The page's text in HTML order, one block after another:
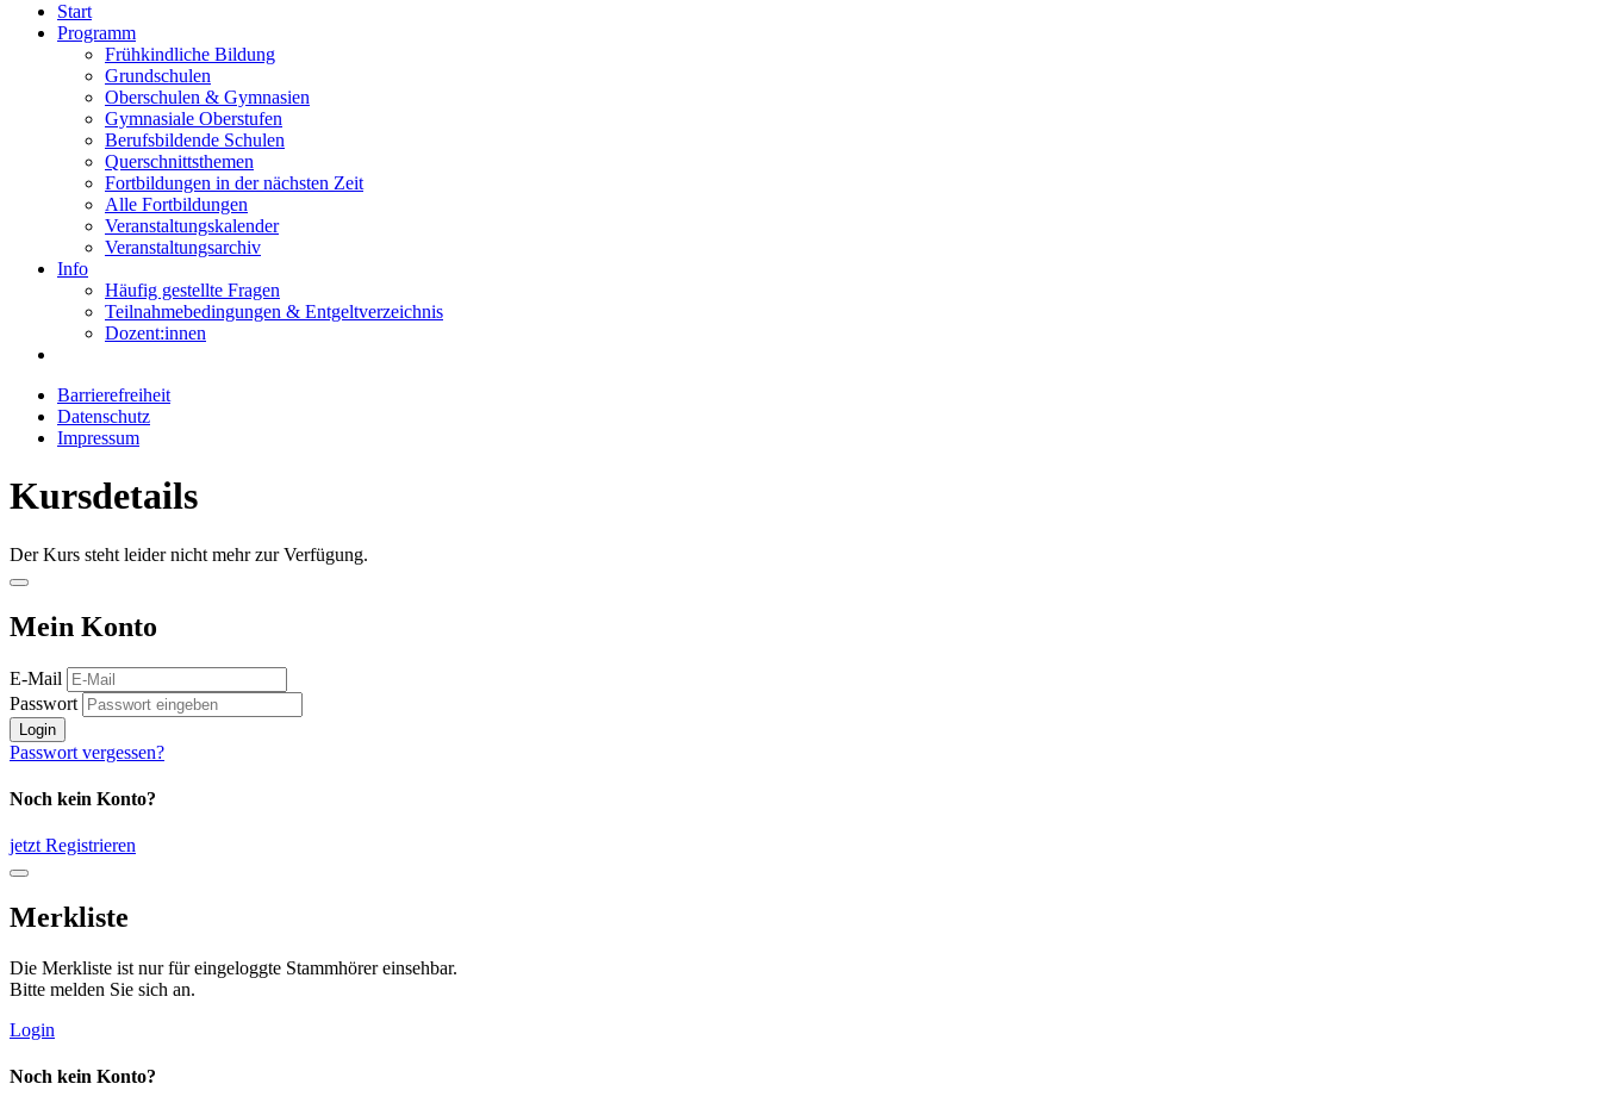
Start
Programm
Frühkindliche Bildung
Grundschulen
Oberschulen & Gymnasien
Gymnasiale Oberstufen
Berufsbildende Schulen
Querschnittsthemen
Fortbildungen in der nächsten Zeit
Alle Fortbildungen
Veranstaltungskalender
Veranstaltungsarchiv
Info
Häufig gestellte Fragen
Teilnahmebedingungen & Entgeltverzeichnis
Dozent:innen
Barrierefreiheit
Datenschutz
Impressum
Kursdetails
Der Kurs steht leider nicht mehr zur Verfügung.
Mein Konto
E-Mail
Passwort
Login
Passwort vergessen?
Noch kein Konto?
jetzt Registrieren
Merkliste
Die Merkliste ist nur für eingeloggte Stammhörer einsehbar.
Bitte melden Sie sich an.
Login
Noch kein Konto?